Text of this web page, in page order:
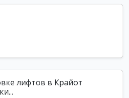
лифтов в Крайот